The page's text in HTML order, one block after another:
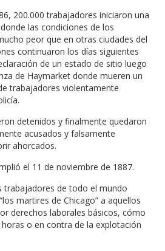
200.000 trabajadores iniciaron una
las condiciones de los
peor que en otras ciudades del
continuaron los días siguientes
de un estado de sitio luego
de Haymarket donde mueren un
trabajadores violentamente
detenidos y finalmente quedaron
acusados y falsamente
ahorcados.
el 11 de noviembre de 1887.
trabajadores de todo el mundo
martires de Chicago” a aquellos
derechos laborales básicos, cómo
o en contra de la explotación